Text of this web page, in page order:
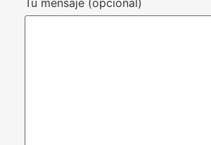
Tu mensaje (opcional)